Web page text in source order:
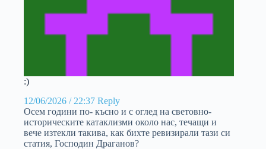
:)
12/06/2026 / 22:37 Reply
Осем години по- късно и с оглед на световно-
историческите катаклизми около нас, течащи и
вече изтекли такива, как бихте ревизирали тази си
статия, Господин Драганов?